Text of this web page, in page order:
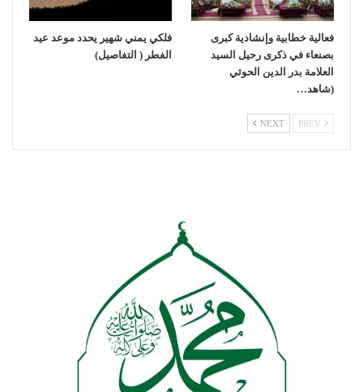
فعالية خطابية وإنشادية كبرى
بصنعاء في ذكرى رحيل السيد
العلامة بدر الدين الحوثي
(شاهد…
فلكي يمني شهير يحدد موعد عيد
الفطر ( التفاصيل)
NEXT